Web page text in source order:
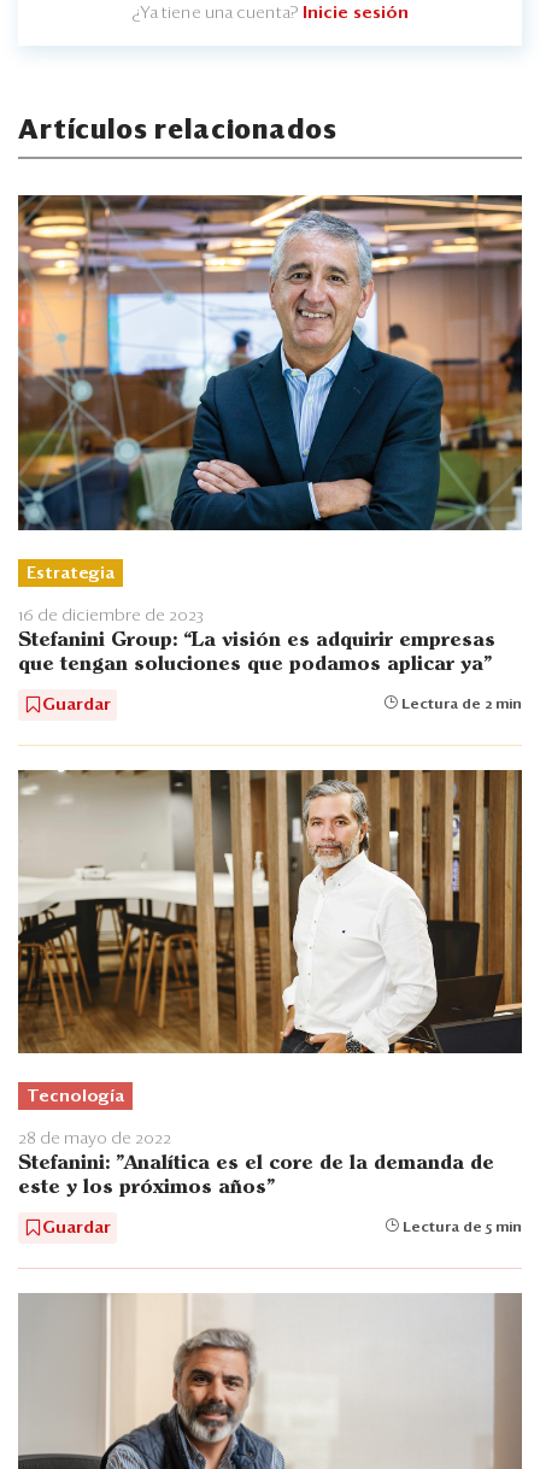
¿Ya tiene una cuenta? Inicie sesión
Artículos relacionados
Estrategia
16 de diciembre de 2023
Stefanini Group: “La visión es adquirir empresas
que tengan soluciones que podamos aplicar ya”
Guardar Lectura de 2 min
Tecnología
28 de mayo de 2022
Stefanini: "Analítica es el core de la demanda de
este y los próximos años"
Guardar Lectura de 5 min